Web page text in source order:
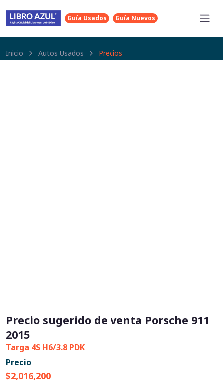
Guía Usados Guía Nuevos
Inicio Autos Usados Precios
Precio sugerido de venta Porsche 911
2015
Targa 4S H6/3.8 PDK
Precio
$2,016,200